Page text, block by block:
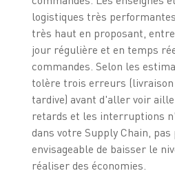
logistiques très
très haut en proposant,
jour régulière et en temps
commandes. Selon les
tolère trois erreurs
tardive) avant d'aller voir
retards et les interruptions
dans votre Supply Chain,
envisageable de baisser le
réaliser des économies.